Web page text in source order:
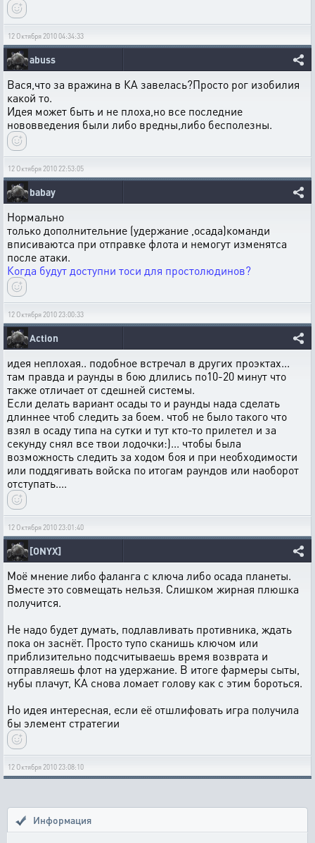
12 Октября 2010 04:34:33
abuss
Вася,что за вражина в КА завелась?Просто рог изобилия
какой то.
Идея может быть и не плоха,но все последние
нововведения были либо вредны,либо бесполезны.
12 Октября 2010 22:53:05
babay
Нормально
только дополнительние (удержание ,осада)команди
вписиваютса при отправке флота и немогут изменятса
после атаки.
Когда будут доступни тоси для простолюдинов?
12 Октября 2010 23:00:33
Action
идея неплохая.. подобное встречал в других проэктах...
там правда и раунды в бою длились по10-20 минут что
также отличает от сдешней системы.
Если делать вариант осады то и раунды нада сделать
длиннее чтоб следить за боем. чтоб не было такого что
взял в осаду типа на сутки и тут кто-то прилетел и за
секунду снял все твои лодочки:)... чтобы была
возможность следить за ходом боя и при необходимости
или поддягивать войска по итогам раундов или наоборот
отступать....
12 Октября 2010 23:01:40
[ONYX]
Моё мнение либо фаланга с ключа либо осада планеты.
Вместе это совмещать нельзя. Слишком жирная плюшка
получится.
Не надо будет думать, подлавливать противника, ждать
пока он заснёт. Просто тупо сканишь ключом или
приблизительно подсчитываешь время возврата и
отправляешь флот на удержание. В итоге фармеры сыты,
нубы плачут, КА снова ломает голову как с этим бороться.
Но идея интересная, если её отшлифовать игра получила
бы элемент стратегии
12 Октября 2010 23:08:10
Информация